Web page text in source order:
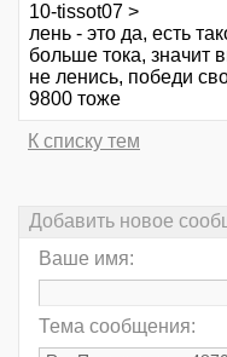
10-tissot07 >
лень - это да, есть
больше тока, значит
не ленись, победи
9800 тоже
К списку тем
Добавить новое
Ваше имя:
Тема сообщения: